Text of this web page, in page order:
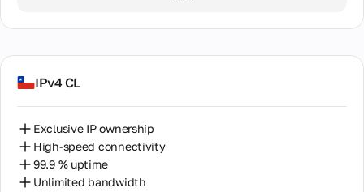
IPv4 CL
Exclusive IP ownership
High-speed connectivity
99.9 % uptime
Unlimited bandwidth